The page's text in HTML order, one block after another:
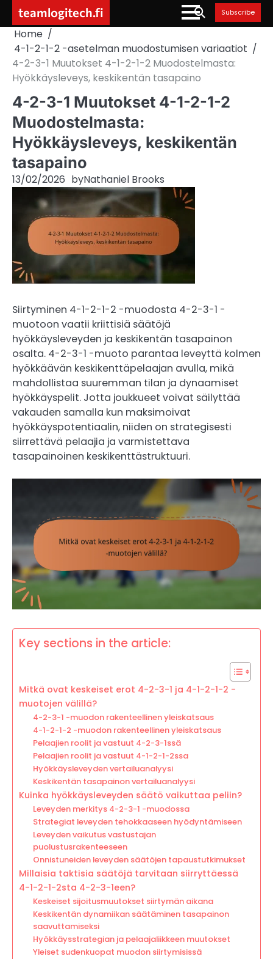
content
teamlogitech.fi Subscribe
Home
4-1-2-1-2 -asetelman muodostumisen variaatiot
4-2-3-1 Muutokset 4-1-2-1-2 Muodostelmasta:
Hyökkäysleveys, keskikentän tasapaino
4-2-3-1 Muutokset 4-1-2-1-2
Muodostelmasta:
Hyökkäysleveys, keskikentän
tasapaino
13/02/2026 byNathaniel Brooks
Siirtyminen 4-1-2-1-2 -muodosta 4-2-3-1 -
muotoon vaatii kriittisiä säätöjä
hyökkäysleveyden ja keskikentän tasapainon
osalta. 4-2-3-1 -muoto parantaa leveyttä kolmen
hyökkäävän keskikenttäpelaajan avulla, mikä
mahdollistaa suuremman tilan ja dynaamiset
hyökkäyspelit. Jotta joukkueet voivat säilyttää
vakauden samalla kun maksimoivat
hyökkäyspotentiaalin, niiden on strategisesti
siirrettävä pelaajia ja varmistettava
tasapainoinen keskikenttästruktuuri.
Key sections in the article:
Mitkä ovat keskeiset erot 4-2-3-1 ja 4-1-2-1-2 -
muotojen välillä?
4-2-3-1 -muodon rakenteellinen yleiskatsaus
4-1-2-1-2 -muodon rakenteellinen yleiskatsaus
Pelaajien roolit ja vastuut 4-2-3-1ssä
Pelaajien roolit ja vastuut 4-1-2-1-2ssa
Hyökkäysleveyden vertailuanalyysi
Keskikentän tasapainon vertailuanalyysi
Kuinka hyökkäysleveyden säätö vaikuttaa peliin?
Leveyden merkitys 4-2-3-1 -muodossa
Strategiat leveyden tehokkaaseen hyödyntämiseen
Leveyden vaikutus vastustajan
puolustusrakenteeseen
Onnistuneiden leveyden säätöjen tapaustutkimukset
Millaisia taktisia säätöjä tarvitaan siirryttäessä
4-1-2-1-2sta 4-2-3-1een?
Keskeiset sijoitusmuutokset siirtymän aikana
Keskikentän dynamiikan säätäminen tasapainon
saavuttamiseksi
Hyökkäysstrategian ja pelaajaliikkeen muutokset
Yleiset sudenkuopat muodon siirtymisissä